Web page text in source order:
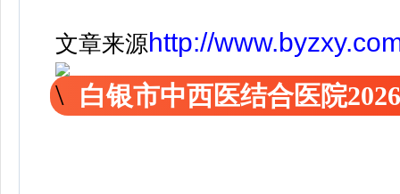
文章来源http://
白银市中西医结合医院